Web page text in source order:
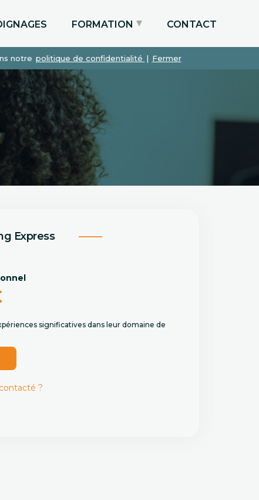
notre politique de confidentialité | Fermer
FORMATION
Particuliers via le CPF
Etudiants
Entreprises
CONTACT
Express
significatives dans leur domaine de
?